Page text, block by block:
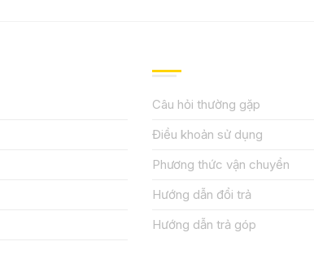
Câu hỏi thường gặp
Điều khoản sử dụng
Phương thức vận chuyển
Hướng dẫn đổi trả
Hướng dẫn trả góp